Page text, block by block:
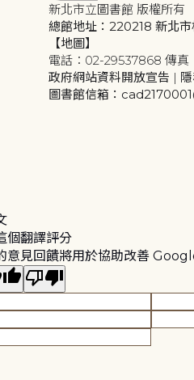
新北市立圖書館 版權所有
總館地址：220218 新北
【地圖】
電話：02-29537868 傳真
政府網站資料開放宣告 |
圖書館信箱：
個翻譯評分
意見回饋將用於協助改善